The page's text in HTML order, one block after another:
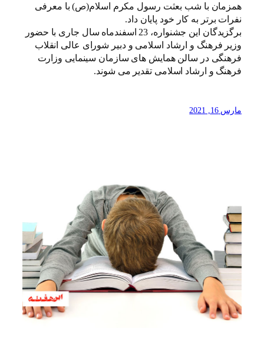
همزمان با شب بعثت رسول مکرم اسلام(ص) با معرفی
نفرات برتر به کار خود پایان داد.
برگزیدگان این جشنواره، 23 اسفندماه سال جاری با حضور
وزیر فرهنگ و ارشاد اسلامی و دبیر شورای عالی انقلاب
فرهنگی در سالن همایش های سازمان سینمایی وزارت
فرهنگ و ارشاد اسلامی تقدیر می شوند.
مارس 16, 2021